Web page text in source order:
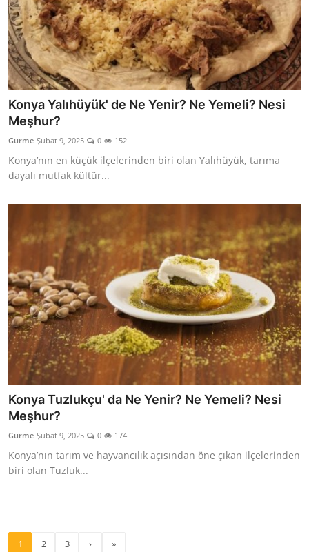
Konya Yalıhüyük' de Ne Yenir? Ne Yemeli? Nesi
Meşhur?
Gurme Şubat 9, 2025 0 152
Konya’nın en küçük ilçelerinden biri olan Yalıhüyük, tarıma
dayalı mutfak kültür...
Konya Tuzlukçu' da Ne Yenir? Ne Yemeli? Nesi
Meşhur?
Gurme Şubat 9, 2025 0 174
Konya’nın tarım ve hayvancılık açısından öne çıkan ilçelerinden
biri olan Tuzluk...
1 2 3 › »